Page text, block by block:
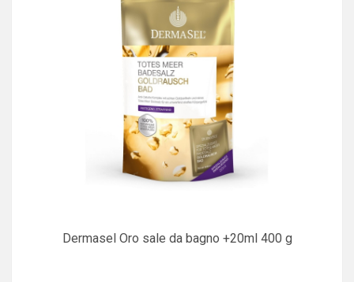
Dermasel Oro sale da bagno +20ml 400 g